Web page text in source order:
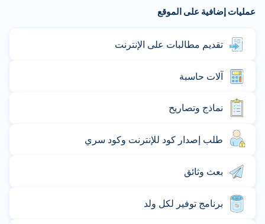
عمليات إضافية على الموقع
تقديم مطالبات على الإنترنت
آلات حاسبة
نماذج وتصاريح
طلب إصدار كود للإنترنت وكود سري
بعث وثائق
برنامج توفير لكل ولد